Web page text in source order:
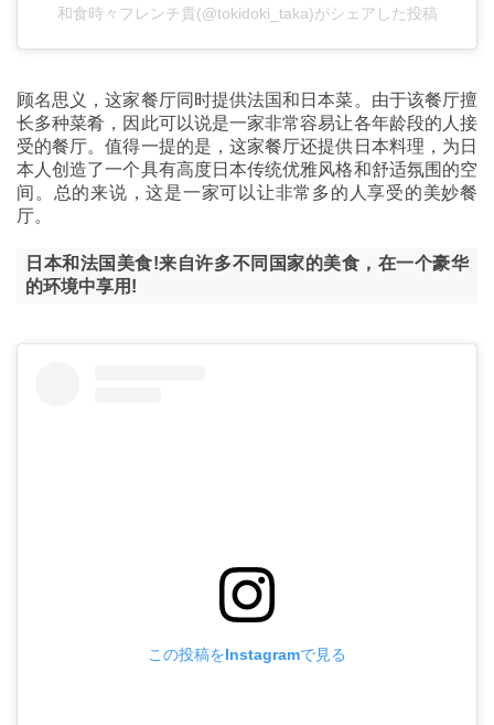
和食時々フレンチ貴(@tokidoki_taka)がシェアした投稿
顾名思义，这家餐厅同时提供法国和日本菜。由于该餐厅擅
长多种菜肴，因此可以说是一家非常容易让各年龄段的人接
受的餐厅。值得一提的是，这家餐厅还提供日本料理，为日
本人创造了一个具有高度日本传统优雅风格和舒适氛围的空
间。总的来说，这是一家可以让非常多的人享受的美妙餐
厅。
日本和法国美食!来自许多不同国家的美食，在一个豪华
的环境中享用!
この投稿をInstagramで見る